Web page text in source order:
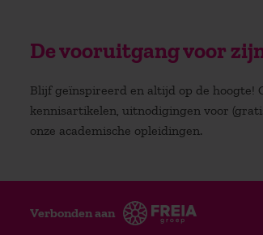
De vooruitgang voor
Blijf geïnspireerd en altijd op de
kennisartikelen, uitnodigingen voor
onze academische opleidingen.
Verbonden aan